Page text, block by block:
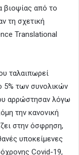
βιοψίας από το
τη σχετική
Translational
ταλαιπωρεί
5% των συνολικών
αρρώστησαν λόγω
την κανονική
στην όσφρηση,
υποκείμενες
Covid-19,